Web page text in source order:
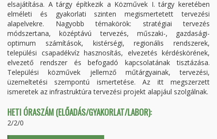
elsajátítása. A tárgy építkezik a Közművek I. tárgy keretében
elméleti és gyakorlati szinten megismertetett tervezési
alapelvekre. Nagyobb témakörök: stratégiai tervezés
módszertana, középtávú tervezés, műszaki-, gazdasági-
optimum számítások, kistérségi, regionális rendszerek,
települési csapadékvíz hasznosítás, elvezetés kérdéskörének,
elvezető rendszer és befogadó kapcsolatának tisztázása.
Települési közművek jellemző műtárgyainak, tervezési,
üzemeltetési szempontú ismertetése. Az itt megszerzett
ismeretek az infrastruktúra tervezési projekt alapjául szolgálnak.
HETI ÓRASZÁM (ELŐADÁS/GYAKORLAT/LABOR):
2/2/0